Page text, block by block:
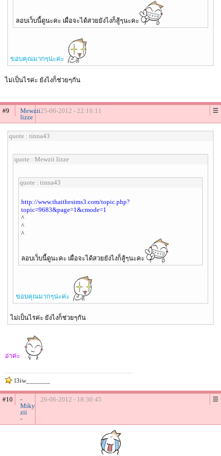
ลอบเว็บนี้ดูนะคะ เผื่อจะได้สวยยังไงก็สู้ๆนะคะ
ขอบคุณมากๆน่ะค่ะ
ไม่เป็นไรค่ะ ยังไงก็ช่วยๆกัน
#9
Mewzii
lizze
25-06-2012 - 22:10:11
quote : tinna43
quote : Mewzii lizze
quote : tinna43
http://www.thaithesims3.com/topic.php?
topic=9683&page=1&cmode=1
^
^
^
ลอบเว็บนี้ดูนะคะ เผื่อจะได้สวยยังไงก็สู้ๆนะคะ
ขอบคุณมากๆน่ะค่ะ
ไม่เป็นไรค่ะ ยังไงก็ช่วยๆกัน
อ่าค่ะ
l3iw_______
#10
-
Miky
zii
-
26-06-2012 - 18:30:45